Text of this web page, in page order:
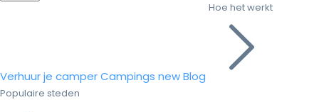
Verhuur je camperCampings newBlog
Hoe het werkt
Populaire steden